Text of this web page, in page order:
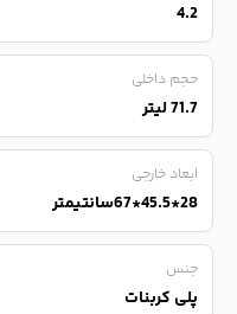
4.2
حجم داخلی
71.7 لیتر
ابعاد خارجی
28*45.5*67سانتیمتر
جنس
پلی کربنات